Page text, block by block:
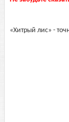
«Хитрый лис» -